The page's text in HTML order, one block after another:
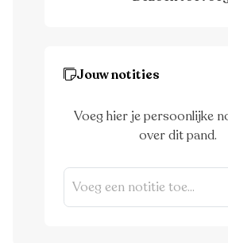
Jouw notities
Voeg hier je persoonlijke
over dit pand.